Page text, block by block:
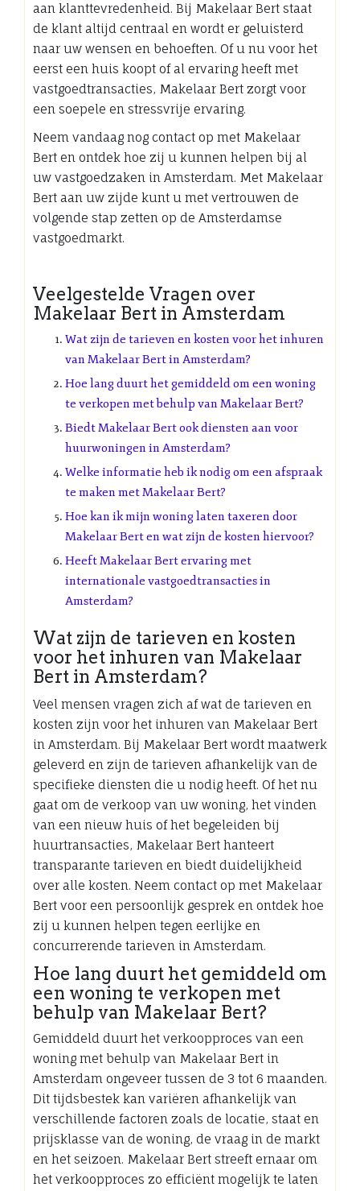
aan klanttevredenheid. Bij Makelaar Bert staat
de klant altijd centraal en wordt er geluisterd
naar uw wensen en behoeften. Of u nu voor het
eerst een huis koopt of al ervaring heeft met
vastgoedtransacties, Makelaar Bert zorgt voor
een soepele en stressvrije ervaring.
Neem vandaag nog contact op met Makelaar
Bert en ontdek hoe zij u kunnen helpen bij al
uw vastgoedzaken in Amsterdam. Met Makelaar
Bert aan uw zijde kunt u met vertrouwen de
volgende stap zetten op de Amsterdamse
vastgoedmarkt.
Veelgestelde Vragen over
Makelaar Bert in Amsterdam
Wat zijn de tarieven en kosten voor het inhuren
van Makelaar Bert in Amsterdam?
Hoe lang duurt het gemiddeld om een woning
te verkopen met behulp van Makelaar Bert?
Biedt Makelaar Bert ook diensten aan voor
huurwoningen in Amsterdam?
Welke informatie heb ik nodig om een afspraak
te maken met Makelaar Bert?
Hoe kan ik mijn woning laten taxeren door
Makelaar Bert en wat zijn de kosten hiervoor?
Heeft Makelaar Bert ervaring met
internationale vastgoedtransacties in
Amsterdam?
Wat zijn de tarieven en kosten
voor het inhuren van Makelaar
Bert in Amsterdam?
Veel mensen vragen zich af wat de tarieven en
kosten zijn voor het inhuren van Makelaar Bert
in Amsterdam. Bij Makelaar Bert wordt maatwerk
geleverd en zijn de tarieven afhankelijk van de
specifieke diensten die u nodig heeft. Of het nu
gaat om de verkoop van uw woning, het vinden
van een nieuw huis of het begeleiden bij
huurtransacties, Makelaar Bert hanteert
transparante tarieven en biedt duidelijkheid
over alle kosten. Neem contact op met Makelaar
Bert voor een persoonlijk gesprek en ontdek hoe
zij u kunnen helpen tegen eerlijke en
concurrerende tarieven in Amsterdam.
Hoe lang duurt het gemiddeld om
een woning te verkopen met
behulp van Makelaar Bert?
Gemiddeld duurt het verkoopproces van een
woning met behulp van Makelaar Bert in
Amsterdam ongeveer tussen de 3 tot 6 maanden.
Dit tijdsbestek kan variëren afhankelijk van
verschillende factoren zoals de locatie, staat en
prijsklasse van de woning, de vraag in de markt
en het seizoen. Makelaar Bert streeft ernaar om
het verkoopproces zo efficiënt mogelijk te laten